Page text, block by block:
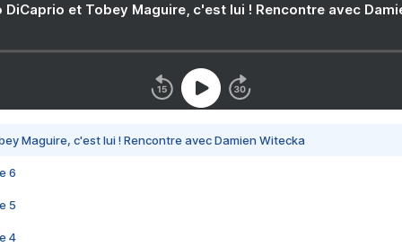
DiCaprio et Tobey Maguire, c'est lui ! Rencontre avec
Maguire, c'est lui ! Rencontre avec Damien Witecka
6
5
4